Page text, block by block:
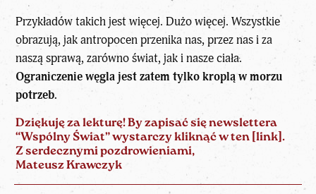
Przykładów takich jest więcej. Dużo więcej. Wszystkie
obrazują, jak antropocen przenika nas, przez nas i za
naszą sprawą, zarówno świat, jak i nasze ciała.
Ograniczenie węgla jest zatem tylko kroplą w morzu
potrzeb.
Dziękuję za lekturę! By zapisać się newslettera
“Wspólny Świat” wystarczy kliknąć w ten [link ].
Z serdecznymi pozdrowieniami,
Mateusz Krawczyk